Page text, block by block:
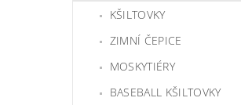
KŠILTOVKY
ZIMNÍ ČEPICE
MOSKYTIÉRY
BASEBALL KŠILTOVKY